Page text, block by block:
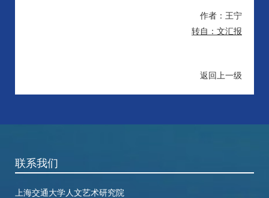
作者：王宁
转自：文汇报
返回上一级
联系我们
上海交通大学人文艺术研究院